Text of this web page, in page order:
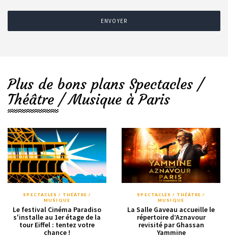
ENVOYER
Plus de bons plans Spectacles /
Théâtre / Musique à Paris
SPECTACLES / THÉÂTRE /
MUSIQUE
Le festival Cinéma Paradiso
s'installe au 1er étage de la
tour Eiffel : tentez votre
chance !
SPECTACLES / THÉÂTRE /
MUSIQUE
La Salle Gaveau accueille le
répertoire d’Aznavour
revisité par Ghassan
Yammine